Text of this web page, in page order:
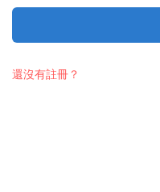
還沒有註冊？